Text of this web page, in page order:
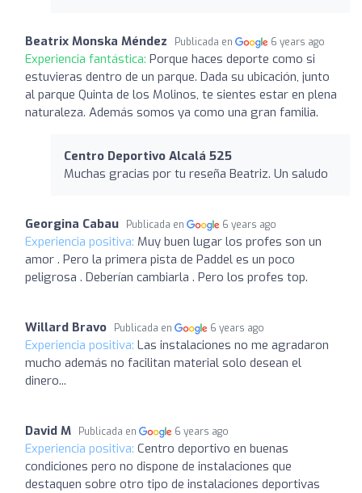
Beatrix Monska Méndez Publicada en 6 years ago
Experiencia fantástica: Porque haces deporte como si
estuvieras dentro de un parque. Dada su ubicación, junto
al parque Quinta de los Molinos, te sientes estar en plena
naturaleza. Además somos ya como una gran familia.
Centro Deportivo Alcalá 525
Muchas gracias por tu reseña Beatriz. Un saludo
Georgina Cabau Publicada en 6 years ago
Experiencia positiva: Muy buen lugar los profes son un
amor . Pero la primera pista de Paddel es un poco
peligrosa . Deberían cambiarla . Pero los profes top.
Willard Bravo Publicada en 6 years ago
Experiencia positiva: Las instalaciones no me agradaron
mucho además no facilitan material solo desean el
dinero...
David M Publicada en 6 years ago
Experiencia positiva: Centro deportivo en buenas
condiciones pero no dispone de instalaciones que
destaquen sobre otro tipo de instalaciones deportivas